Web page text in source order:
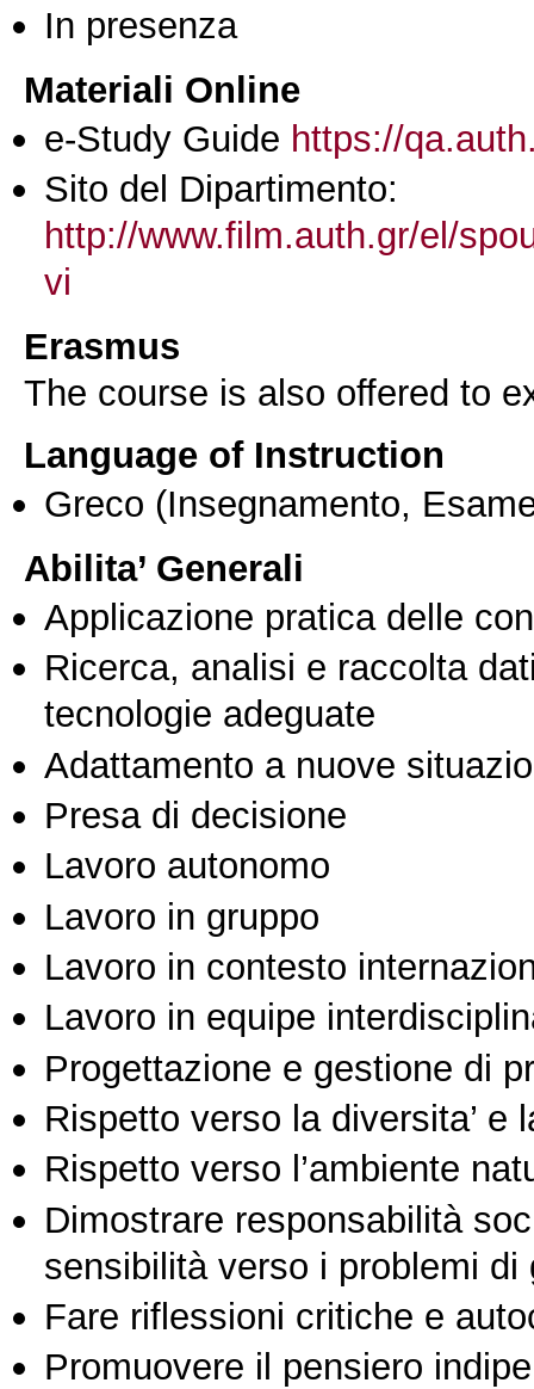
In presenza
Materiali Online
e-Study Guide https://
Sito del Dipartimento:
http://www.film.auth.gr/el/
vi
Erasmus
The course is also offered to
Language of Instruction
Greco (Insegnamento,
Abilita’ Generali
Applicazione pratica delle
Ricerca, analisi e raccolta
tecnologie adeguate
Adattamento a nuove
Presa di decisione
Lavoro autonomo
Lavoro in gruppo
Lavoro in contesto
Lavoro in equipe
Progettazione e gestione di
Rispetto verso la diversita’ e
Rispetto verso l’ambiente
Dimostrare responsabilità
sensibilità verso i problemi di
Fare riflessioni critiche e
Promuovere il pensiero